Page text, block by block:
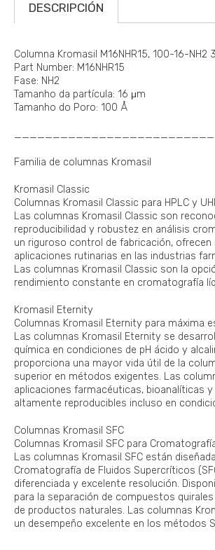
DESCRIPCIÓN
Columna Kromasil M16NHR15, 100-16-NH2
Part Number: M16NHR15
Fase: NH2
Tamanho da partícula: 16 μm
Tamanho do Poro: 100 Å
Familia de columnas Kromasil
Kromasil Classic
Columnas Kromasil Classic para HPLC y
Las columnas Kromasil Classic son
reproducibilidad y robustez en análisis
un riguroso control de fabricación,
aplicaciones rutinarias en las industrias
Las columnas Kromasil Classic son la
rendimiento constante en cromatografía
Kromasil Eternity
Columnas Kromasil Eternity para máxima
Las columnas Kromasil Eternity se
química en condiciones de pH ácido y
proporciona una mayor vida útil de la
superior en métodos exigentes. Las
aplicaciones farmacéuticas, bioanalíticas
altamente reproducibles incluso en
Columnas Kromasil SFC
Columnas Kromasil SFC para
Las columnas Kromasil SFC están
Cromatografía de Fluidos Supercríticos
diferenciada y excelente resolución.
para la separación de compuestos
de productos naturales. Las columnas
un desempeño excelente en los métodos